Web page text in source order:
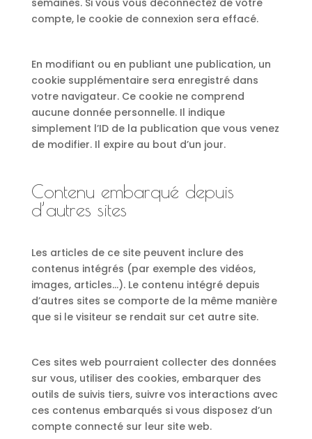
semaines. Si vous vous déconnectez de votre
compte, le cookie de connexion sera effacé.
En modifiant ou en publiant une publication, un
cookie supplémentaire sera enregistré dans
votre navigateur. Ce cookie ne comprend
aucune donnée personnelle. Il indique
simplement l’ID de la publication que vous venez
de modifier. Il expire au bout d’un jour.
Contenu embarqué depuis
d’autres sites
Les articles de ce site peuvent inclure des
contenus intégrés (par exemple des vidéos,
images, articles…). Le contenu intégré depuis
d’autres sites se comporte de la même manière
que si le visiteur se rendait sur cet autre site.
Ces sites web pourraient collecter des données
sur vous, utiliser des cookies, embarquer des
outils de suivis tiers, suivre vos interactions avec
ces contenus embarqués si vous disposez d’un
compte connecté sur leur site web.